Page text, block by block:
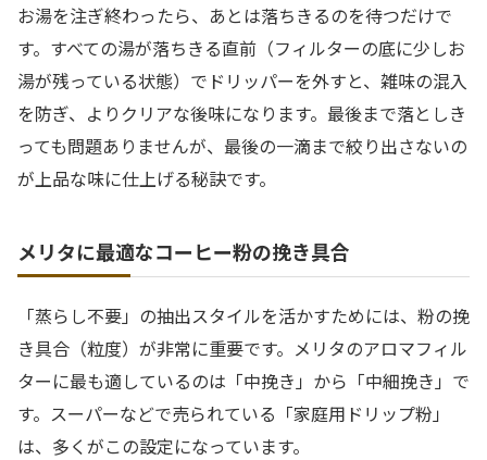
お湯を注ぎ終わったら、あとは落ちきるのを待つだけで
す。すべての湯が落ちきる直前（フィルターの底に少しお
湯が残っている状態）でドリッパーを外すと、雑味の混入
を防ぎ、よりクリアな後味になります。最後まで落としき
っても問題ありませんが、最後の一滴まで絞り出さないの
が上品な味に仕上げる秘訣です。
メリタに最適なコーヒー粉の挽き具合
「蒸らし不要」の抽出スタイルを活かすためには、粉の挽
き具合（粒度）が非常に重要です。メリタのアロマフィル
ターに最も適しているのは「中挽き」から「中細挽き」で
す。スーパーなどで売られている「家庭用ドリップ粉」
は、多くがこの設定になっています。